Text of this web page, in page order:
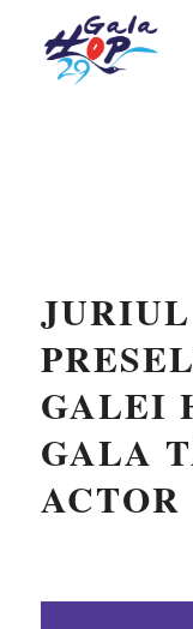
GALEI
GALA
ACTOR